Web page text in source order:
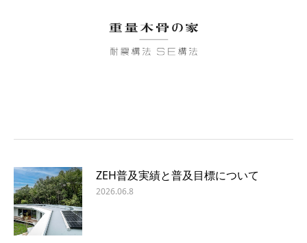
ZEH普及実績と普及目標について
2026.06.8